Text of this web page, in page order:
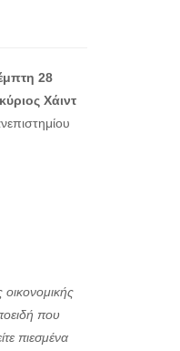
28
Χάιντ
που
πιεσμένα